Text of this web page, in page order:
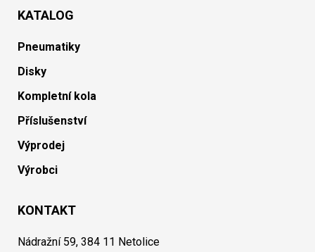
KATALOG
Pneumatiky
Disky
Kompletní kola
Příslušenství
Výprodej
Výrobci
KONTAKT
Nádražní 59, 384 11 Netolice